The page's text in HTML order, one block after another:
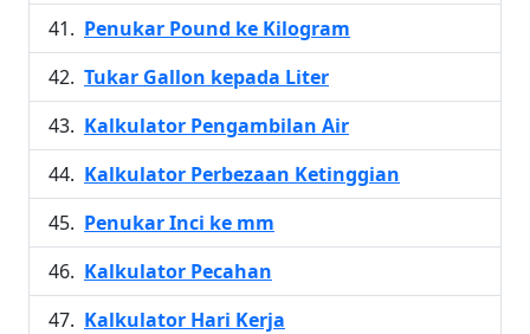
Penukar Pound ke Kilogram
Tukar Gallon kepada Liter
Kalkulator Pengambilan Air
Kalkulator Perbezaan Ketinggian
Penukar Inci ke mm
Kalkulator Pecahan
Kalkulator Hari Kerja